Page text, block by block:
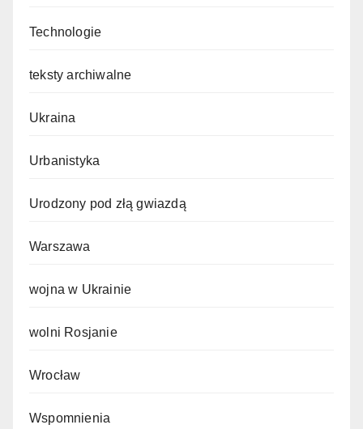
Technologie
teksty archiwalne
Ukraina
Urbanistyka
Urodzony pod złą gwiazdą
Warszawa
wojna w Ukrainie
wolni Rosjanie
Wrocław
Wspomnienia